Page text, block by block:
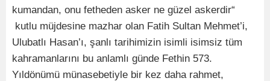
kumandan, onu fetheden asker ne güzel askerdir“
kutlu müjdesine mazhar olan Fatih Sultan Mehmet’i,
Ulubatlı Hasan’ı, şanlı tarihimizin isimli isimsiz tüm
kahramanlarını bu anlamlı günde Fethin 573.
Yıldönümü münasebetiyle bir kez daha rahmet,